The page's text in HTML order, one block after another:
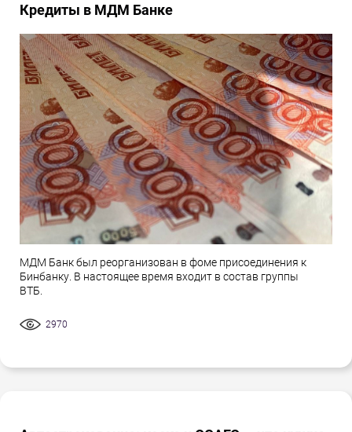
Кредиты в МДМ Банке
МДМ Банк был реорганизован в фоме присоединения к
Бинбанку. В настоящее время входит в состав группы
ВТБ.
2970